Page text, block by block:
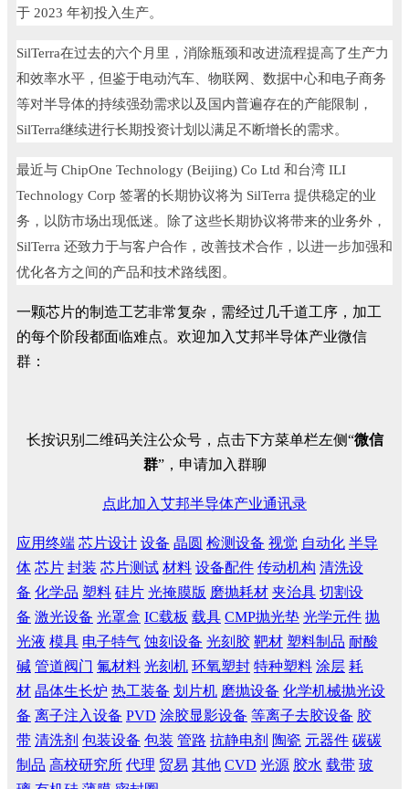
于 2023 年初投入生产。
SilTerra在过去的六个月里，消除瓶颈和改进流程提高了生产力
和效率水平，但鉴于电动汽车、物联网、数据中心和电子商务
等对半导体的持续强劲需求以及国内普遍存在的产能限制，
SilTerra继续进行长期投资计划以满足不断增长的需求。
最近与 ChipOne Technology (Beijing) Co Ltd 和台湾 ILI
Technology Corp 签署的长期协议将为 SilTerra 提供稳定的业
务，以防市场出现低迷。除了这些长期协议将带来的业务外，
SilTerra 还致力于与客户合作，改善技术合作，以进一步加强和
优化各方之间的产品和技术路线图。
一颗芯片的制造工艺非常复杂，需经过几千道工序，加工
的每个阶段都面临难点。欢迎加入艾邦半导体产业微信
群：
长按识别二维码关注公众号，点击下方菜单栏左侧“微信
群”，申请加入群聊
点此加入艾邦半导体产业通讯录
应用终端 芯片设计 设备 晶圆 检测设备 视觉 自动化 半导
体 芯片 封装 芯片测试 材料 设备配件 传动机构 清洗设
备 化学品 塑料 硅片 光掩膜版 磨抛耗材 夹治具 切割设
备 激光设备 光罩盒 IC载板 载具 CMP抛光垫 光学元件 抛
光液 模具 电子特气 蚀刻设备 光刻胶 靶材 塑料制品 耐酸
碱 管道阀门 氟材料 光刻机 环氧塑封 特种塑料 涂层 耗
材 晶体生长炉 热工装备 划片机 磨抛设备 化学机械抛光设
备 离子注入设备 PVD 涂胶显影设备 等离子去胶设备 胶
带 清洗剂 包装设备 包装 管路 抗静电剂 陶瓷 元器件 碳碳
制品 高校研究所 代理 贸易 其他 CVD 光源 胶水 载带 玻